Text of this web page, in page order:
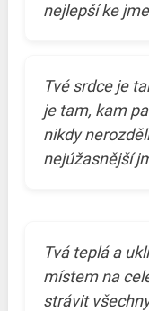
nejlepší ke
Tvé srdce je
je tam, kam
nikdy
nejúžasnější
Tvá teplá a
místem na
strávit